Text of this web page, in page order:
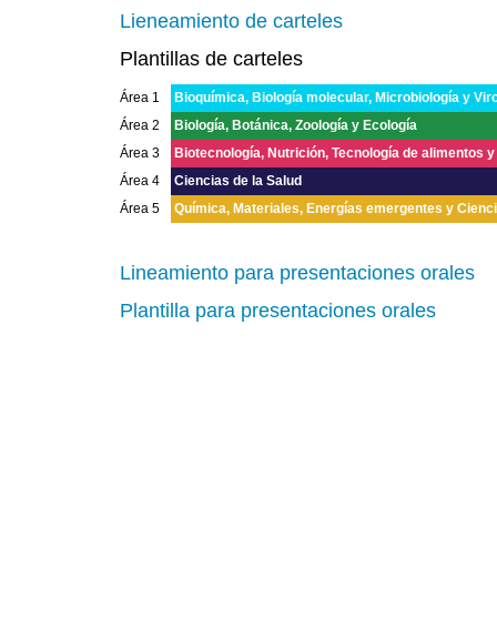
Lieneamiento de carteles
Plantillas de carteles
Área 1
Bioquímica, Biología molecular, Microbiología y
Área 2
Biología, Botánica, Zoología y Ecología
Área 3
Biotecnología, Nutrición, Tecnología de alimentos
Área 4
Ciencias de la Salud
Área 5
Química, Materiales, Energías emergentes y
Lineamiento para presentaciones orales
Plantilla para presentaciones orales